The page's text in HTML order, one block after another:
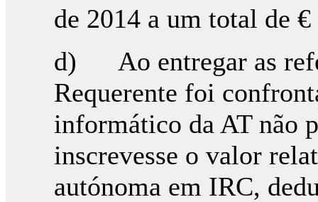
de 2014 a um total de
d) Ao entregar as
Requerente foi
informático da AT não
inscrevesse o valor
autónoma em IRC,